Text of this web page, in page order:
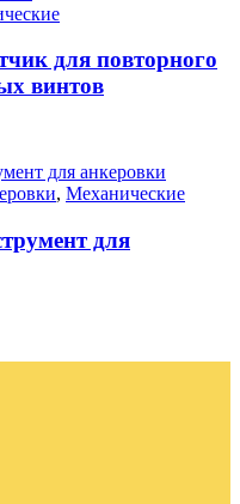
для повторного
винтов
, Механические
для